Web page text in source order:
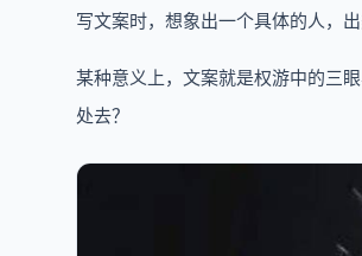
写文案时，想象出一个具体的人，
某种意义上，文案就是权游中的三
处去？